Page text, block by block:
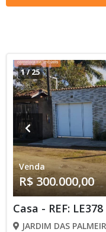
1/25
Venda
R$ 300.000,00
Casa - REF: LE378
JARDIM DAS